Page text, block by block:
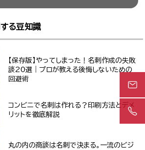
る豆知識
【保存版】やってしまった！名刺作成の失敗
談20選｜プロが教える後悔しないための
回避術
コンビニで名刺は作れる？印刷方法とデメ
リットを徹底解説
丸の内の商談は名刺で決まる。一流のビジ